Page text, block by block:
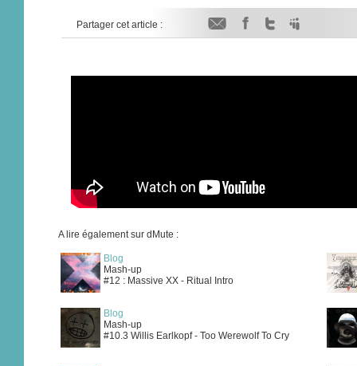
Partager cet article :
A lire également sur dMute :
Blog
Mash-up
#12 : Massive XX - Ritual Intro
Blog
Mash-up
#10.3 Willis Earlkopf - Too Werewolf To Cry